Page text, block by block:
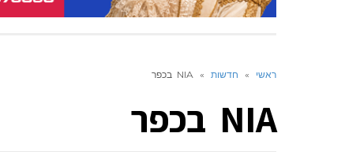
ראשי » חדשות » NIA בכפר
NIA בכפר